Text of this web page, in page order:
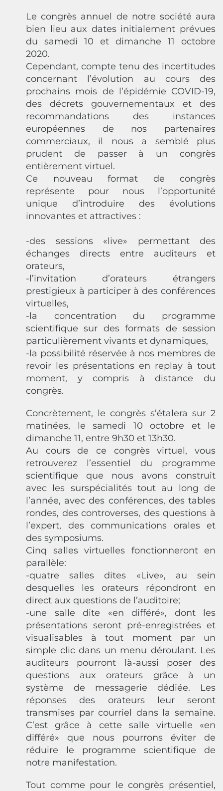
Le congrès annuel de notre société aura
bien lieu aux dates initialement prévues
du samedi 10 et dimanche 11 octobre
2020.
Cependant, compte tenu des incertitudes
concernant l’évolution au cours des
prochains mois de l’épidémie COVID-19,
des décrets gouvernementaux et des
recommandations des instances
européennes de nos partenaires
commerciaux, il nous a semblé plus
prudent de passer à un congrès
entièrement virtuel.
Ce nouveau format de congrès
représente pour nous l’opportunité
unique d’introduire des évolutions
innovantes et attractives :
-des sessions «live» permettant des
échanges directs entre auditeurs et
orateurs,
-l’invitation d’orateurs étrangers
prestigieux à participer à des conférences
virtuelles,
-la concentration du programme
scientifique sur des formats de session
particulièrement vivants et dynamiques,
-la possibilité réservée à nos membres de
revoir les présentations en replay à tout
moment, y compris à distance du
congrès.
Concrètement, le congrès s’étalera sur 2
matinées, le samedi 10 octobre et le
dimanche 11, entre 9h30 et 13h30.
Au cours de ce congrès virtuel, vous
retrouverez l’essentiel du programme
scientifique que nous avons construit
avec les surspécialités tout au long de
l’année, avec des conférences, des tables
rondes, des controverses, des questions à
l’expert, des communications orales et
des symposiums.
Cinq salles virtuelles fonctionneront en
parallèle:
-quatre salles dites «Live», au sein
desquelles les orateurs répondront en
direct aux questions de l’auditoire;
-une salle dite «en différé», dont les
présentations seront pré-enregistrées et
visualisables à tout moment par un
simple clic dans un menu déroulant. Les
auditeurs pourront là-aussi poser des
questions aux orateurs grâce à un
système de messagerie dédiée. Les
réponses des orateurs leur seront
transmises par courriel dans la semaine.
C’est grâce à cette salle virtuelle «en
différé» que nous pourrons éviter de
réduire le programme scientifique de
notre manifestation.
Tout comme pour le congrès présentiel,